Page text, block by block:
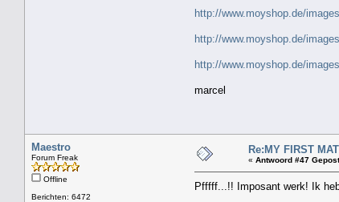
http://www.moyshop.de/
http://www.moyshop.de/
http://www.moyshop.de/
marcel
Maestro
Forum Freak
Offline
Berichten: 6472
Re:MY FIRST
« Antwoord #47
Pfffff...!! Imposant werk! Ik